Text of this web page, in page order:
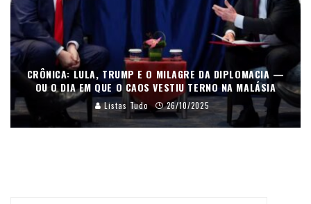
CRÔNICA: LULA, TRUMP E O MILAGRE DA DIPLOMACIA —
OU O DIA EM QUE O CAOS VESTIU TERNO NA MALÁSIA
Listas Tudo 26/10/2025